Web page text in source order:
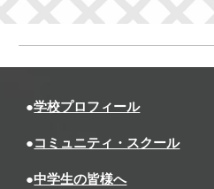
●学校プロフィール
●コミュニティ・スクール
●中学生の皆様へ